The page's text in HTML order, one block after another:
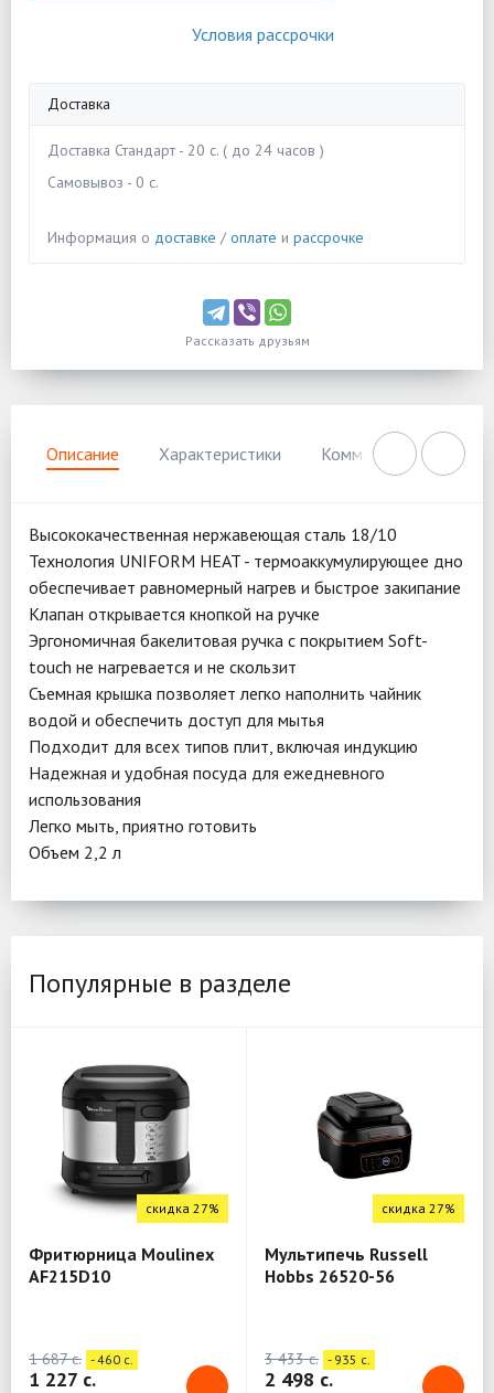
Условия рассрочки
Доставка
Доставка Стандарт - 20 c. ( до 24 часов )
Самовывоз - 0 c.
Информация о доставке /оплате и рассрочке
Рассказать друзьям
Описание Характеристики Комментарии
Высококачественная нержавеющая сталь 18/10
Технология UNIFORM HEAT - термоаккумулирующее дно
обеспечивает равномерный нагрев и быстрое закипание
Клапан открывается кнопкой на ручке
Эргономичная бакелитовая ручка с покрытием Soft-
touch не нагревается и не скользит
Съемная крышка позволяет легко наполнить чайник
водой и обеспечить доступ для мытья
Подходит для всех типов плит, включая индукцию
Надежная и удобная посуда для ежедневного
использования
Легко мыть, приятно готовить
Объем 2,2 л
Популярные в разделе
скидка 27%
Фритюрница Moulinex
AF215D10
1 687 c. - 460 c.
1 227 c.
скидка 27%
Мультипечь Russell
Hobbs 26520-56
3 433 c. - 935 c.
2 498 c.